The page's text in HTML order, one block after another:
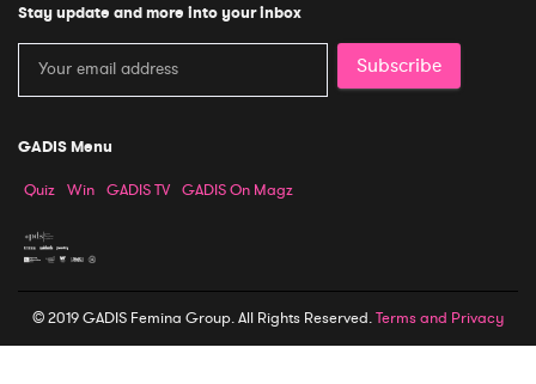
Stay update and more into your inbox
Subscribe
GADIS Menu
Quiz Win GADIS TV GADIS On Magz
© 2019 GADIS Femina Group. All Rights Reserved.Terms and Privacy